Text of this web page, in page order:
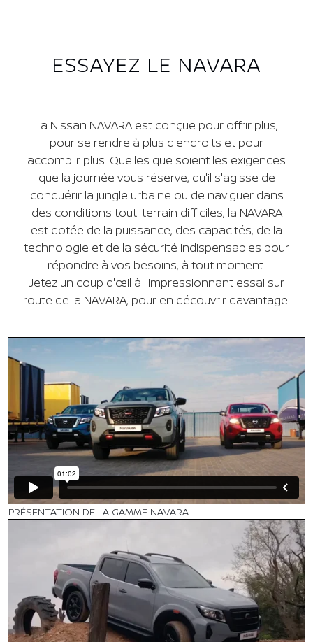
ESSAYEZ LE NAVARA
La Nissan NAVARA est conçue pour offrir plus,
pour se rendre à plus d'endroits et pour
accomplir plus. Quelles que soient les exigences
que la journée vous réserve, qu'il s'agisse de
conquérir la jungle urbaine ou de naviguer dans
des conditions tout-terrain difficiles, la NAVARA
est dotée de la puissance, des capacités, de la
technologie et de la sécurité indispensables pour
répondre à vos besoins, à tout moment.
Jetez un coup d'œil à l'impressionnant essai sur
route de la NAVARA, pour en découvrir davantage.
PRÉSENTATION DE LA GAMME NAVARA